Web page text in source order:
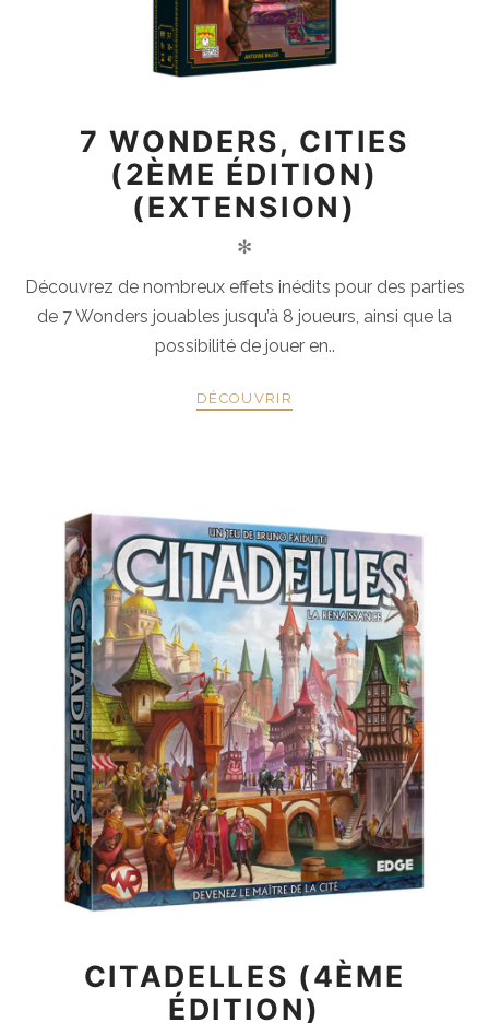
7 WONDERS, CITIES
(2ÈME ÉDITION)
(EXTENSION)
✻
Découvrez de nombreux effets inédits pour des parties
de 7 Wonders jouables jusqu’à 8 joueurs, ainsi que la
possibilité de jouer en..
DÉCOUVRIR
CITADELLES (4ÈME
ÉDITION)